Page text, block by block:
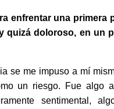
enfrentar una
quizá doloroso, en un
se me impuso a mí
un riesgo. Fue algo
sentimental,